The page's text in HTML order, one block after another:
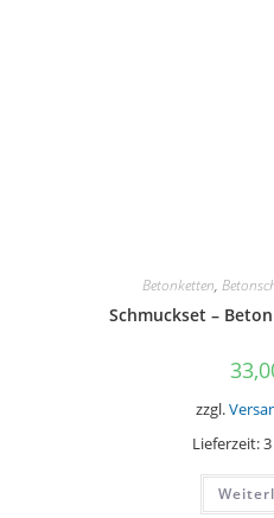
Betonketten,
Schmuckset –
zzgl.
Lieferzeit: